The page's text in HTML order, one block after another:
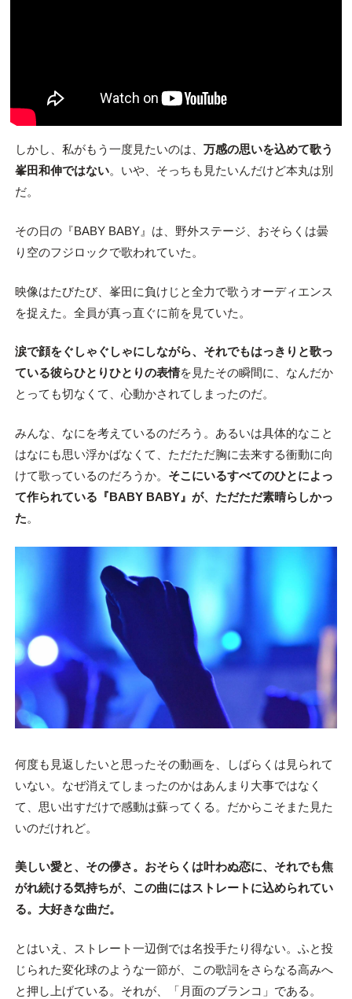
しかし、私がもう一度見たいのは、 万感の思いを込めて歌う
峯田和伸ではない。いや、そっちも見たいんだけど本丸は別
だ。
その日の『BABY BABY』は、野外ステージ、おそらくは曇
り空のフジロックで歌われていた。
映像はたびたび、峯田に負けじと全力で歌うオーディエンス
を捉えた。全員が真っ直ぐに前を見ていた。
涙で顔をぐしゃぐしゃにしながら、それでもはっきりと歌っ
ている彼らひとりひとりの表情を見たその瞬間に、なんだか
とっても切なくて、心動かされてしまったのだ。
みんな、なにを考えているのだろう。あるいは具体的なこと
はなにも思い浮かばなくて、ただただ胸に去来する衝動に向
けて歌っているのだろうか。 そこにいるすべてのひとによっ
て作られている『BABY BABY』が、ただただ素晴らしかっ
た。
何度も見返したいと思ったその動画を、しばらくは見られて
いない。なぜ消えてしまったのかはあんまり大事ではなく
て、思い出すだけで感動は蘇ってくる。だからこそまた見た
いのだけれど。
美しい愛と、その儚さ。おそらくは叶わぬ恋に、それでも焦
がれ続ける気持ちが、この曲にはストレートに込められてい
る。大好きな曲だ。
とはいえ、ストレート一辺倒では名投手たり得ない。ふと投
じられた変化球のような一節が、この歌詞をさらなる高みへ
と押し上げている。それが、「月面のブランコ」である。